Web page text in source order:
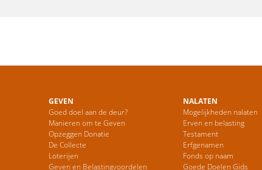
GEVEN
Goed doel aan de deur?
Manieren om te Geven
Opzeggen Donatie
De Collecte
Loterijen
Geven en Belastingvoordelen
NALATEN
Mogelijkheden nalaten
Erven en belasting
Testament
Erfgenamen
Fonds op naam
Goede Doelen Gids